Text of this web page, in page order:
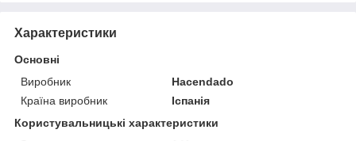
Характеристики
Основні
Виробник
Hacendado
Країна виробник
Іспанія
Користувальницькі характеристики